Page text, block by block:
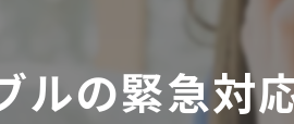
ルの緊急対